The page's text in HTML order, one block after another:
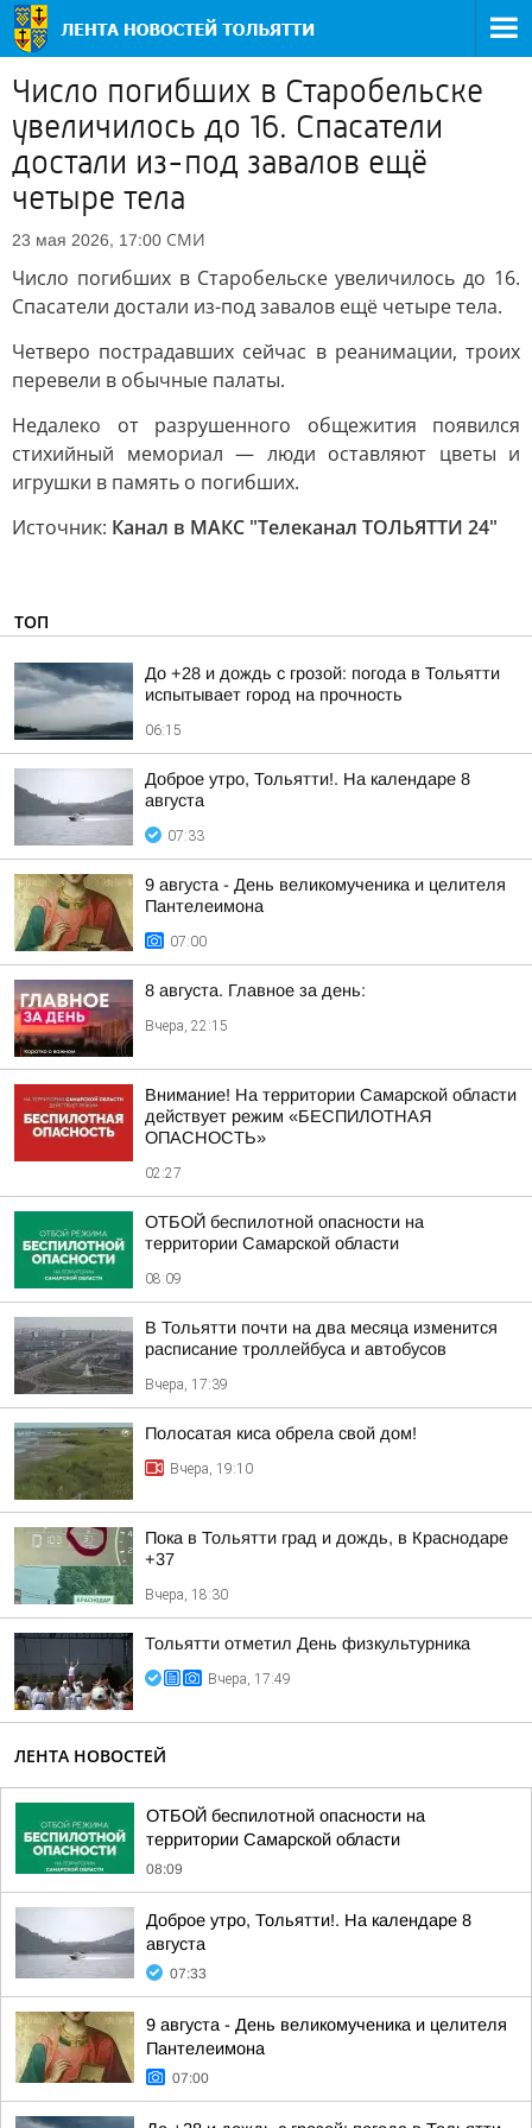
Число погибших в Старобельске
увеличилось до 16. Спасатели
достали из-под завалов ещё
четыре тела
23 мая 2026, 17:00 СМИ
Число погибших в Старобельске увеличилось до 16.
Спасатели достали из-под завалов ещё четыре тела.
Четверо пострадавших сейчас в реанимации, троих
перевели в обычные палаты.
Недалеко от разрушенного общежития появился
стихийный мемориал — люди оставляют цветы и
игрушки в память о погибших.
Источник: Канал в МАКС "Телеканал ТОЛЬЯТТИ 24"
ТОП
До +28 и дождь с грозой: погода в Тольятти
испытывает город на прочность
06:15
Доброе утро, Тольятти!. На календаре 8
августа
07:33
9 августа - День великомученика и целителя
Пантелеимона
07:00
8 августа. Главное за день:
Вчера, 22:15
Внимание! На территории Самарской области
действует режим «БЕСПИЛОТНАЯ
ОПАСНОСТЬ»
02:27
ОТБОЙ беспилотной опасности на
территории Самарской области
08:09
В Тольятти почти на два месяца изменится
расписание троллейбуса и автобусов
Вчера, 17:39
Полосатая киса обрела свой дом!
Вчера, 19:10
Пока в Тольятти град и дождь, в Краснодаре
+37
Вчера, 18:30
Тольятти отметил День физкультурника
Вчера, 17:49
ЛЕНТА НОВОСТЕЙ
ОТБОЙ беспилотной опасности на
территории Самарской области
08:09
Доброе утро, Тольятти!. На календаре 8
августа
07:33
9 августа - День великомученика и целителя
Пантелеимона
07:00